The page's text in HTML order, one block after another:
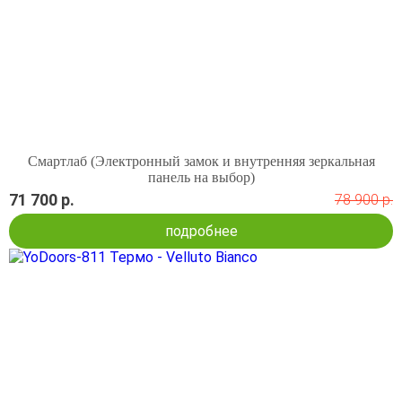
Смартлаб (Электронный замок и внутренняя зеркальная
панель на выбор)
71 700 р.
78 900 р.
подробнее